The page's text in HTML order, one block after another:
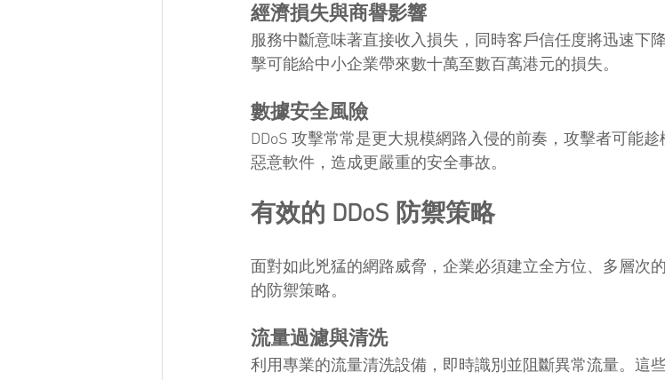
經濟損失與商譽影響
服務中斷意味著直接收入損失，同時客戶信任度將迅速下
擊可能給中小企業帶來數十萬至數百萬港元的損失。
數據安全風險
DDoS 攻擊常常是更大規模網路入侵的前奏，攻擊者可能
惡意軟件，造成更嚴重的安全事故。
有效的 DDoS 防禦策略
面對如此兇猛的網路威脅，企業必須建立全方位、多層次
的防禦策略。
流量過濾與清洗
利用專業的流量清洗設備，即時識別並阻斷異常流量。這